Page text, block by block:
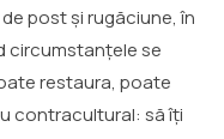
post și rugăciune, în
circumstanțele se
restaura, poate
contracultural: să îți